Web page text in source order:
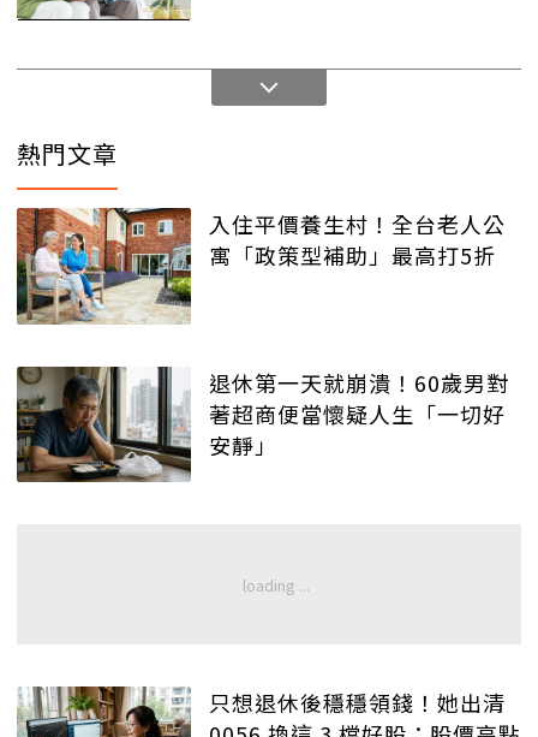
熱門文章
入住平價養生村！全台老人公
寓「政策型補助」最高打5折
退休第一天就崩潰！60歲男對
著超商便當懷疑人生「一切好
安靜」
只想退休後穩穩領錢！她出清